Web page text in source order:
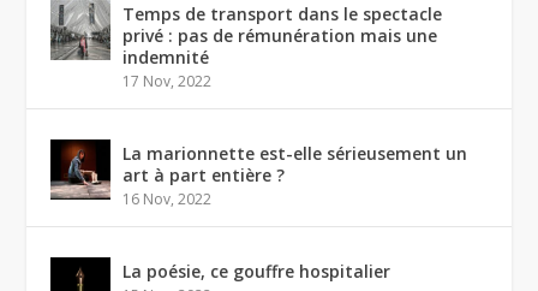
Temps de transport dans le spectacle
privé : pas de rémunération mais une
indemnité
17 Nov, 2022
La marionnette est-elle sérieusement un
art à part entière ?
16 Nov, 2022
La poésie, ce gouffre hospitalier